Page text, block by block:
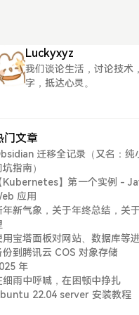
Luckyxyz
我们谈论生活，讨论技术
字，抵达心灵。
门文章
迁移全记录（又名：纯
坑指南）
Kubernetes】第一个实例 -
应用
年新气象，关于年终总结，关
用宝塔面板对网站、数据库等
份到腾讯云 COS 对象存储
年
细雨中呼喊，在困顿中挣扎
22.04 server 安装教程